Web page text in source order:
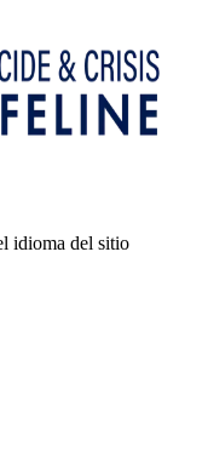
idioma del sitio